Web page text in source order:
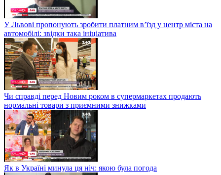
У Львові пропонують зробити платним в’їзд у центр міста на
автомобілі: звідки така ініціатива
Чи справді перед Новим роком в супермаркетах продають
нормальні товари з приємними знижками
Як в Україні минула ця ніч: якою була погода